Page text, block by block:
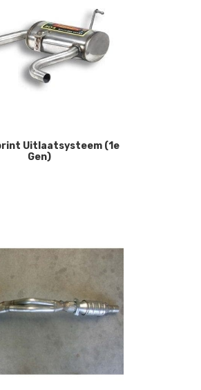
Uitlaatsysteem (1e
Gen)